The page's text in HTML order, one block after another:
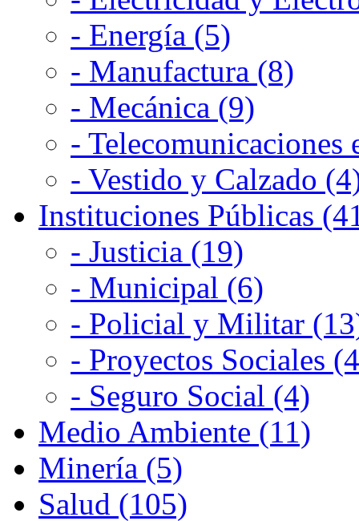
- Energía (5)
- Manufactura (8)
- Mecánica (9)
-
- Vestido y Calzado
Instituciones Públicas
- Justicia (19)
- Municipal (6)
- Policial y Militar
- Proyectos Sociales
- Seguro Social (4)
Medio Ambiente (11)
Minería (5)
Salud (105)